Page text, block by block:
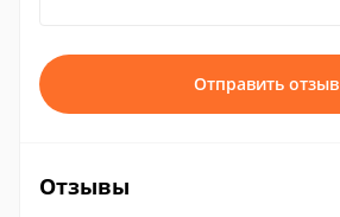
Отправить отзыв
Отзывы